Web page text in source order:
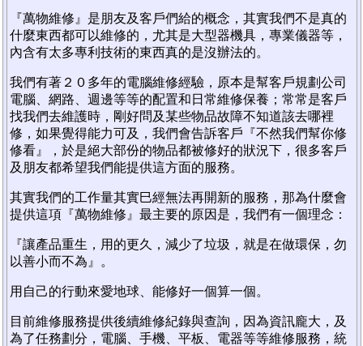
『萬物維修』是朋友及客戶們給的概念，其實我們不是真的
什麼東西都可以維修的，尤其是大型器機具，專業儀器等，
內含有太多專利技術的東西真的是沒辦法的。
我們有著２０多年的電腦維修經驗，原本是幫客戶規劃公司
電腦、網路、週邊等等的配置和日常維修保養；常常是客戶
找我們去維護時，剛好問及某些物品故障不知道該去哪裡
修，如果覺得能力可及，我們會告訴客戶『不然我們幫你修
修看』，於是絕大部份的物品都被修好的狀況下，很多客戶
及朋友都希望我們能提供這方面的服務。
其實我們的工作量其實巳經無法再開新的服務，那為什麼會
提供這項『萬物維修』最主要的原因是，我們有一個理念：
『讓產品重生，用的更久，減少了垃圾，就是在做環保，勿
以善小而不為』。
用自己的行動來愛地球、能修好一個算一個。
目前維修服務提供後續維修紀錄與查詢，因為資訊龐大，及
為了任務劃分，電腦、手機、平板、電器等等維修服務，統